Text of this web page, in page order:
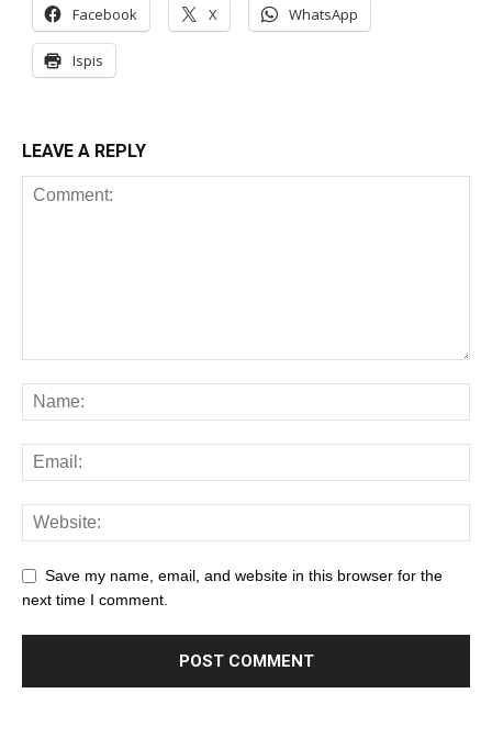
Facebook X WhatsApp
Ispis
LEAVE A REPLY
Save my name, email, and website in this browser for the
next time I comment.